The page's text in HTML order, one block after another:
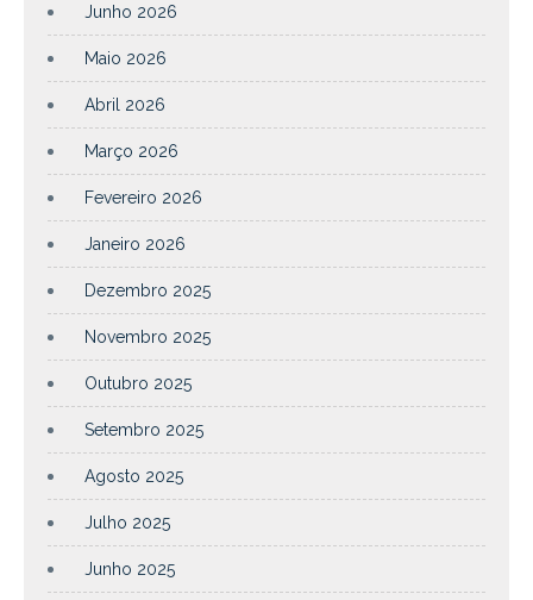
Junho 2026
Maio 2026
Abril 2026
Março 2026
Fevereiro 2026
Janeiro 2026
Dezembro 2025
Novembro 2025
Outubro 2025
Setembro 2025
Agosto 2025
Julho 2025
Junho 2025